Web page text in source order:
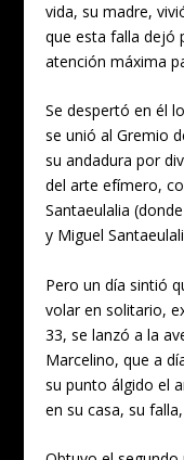
vida, su madre,
que esta falla dejó
atención máxima
Se despertó en él
se unió al Gremio
su andadura por
del arte efímero,
Santaeulalia
y Miguel
Pero un día sintió
volar en solitario,
33, se lanzó a la
Marcelino, que a
su punto álgido el
en su casa, su